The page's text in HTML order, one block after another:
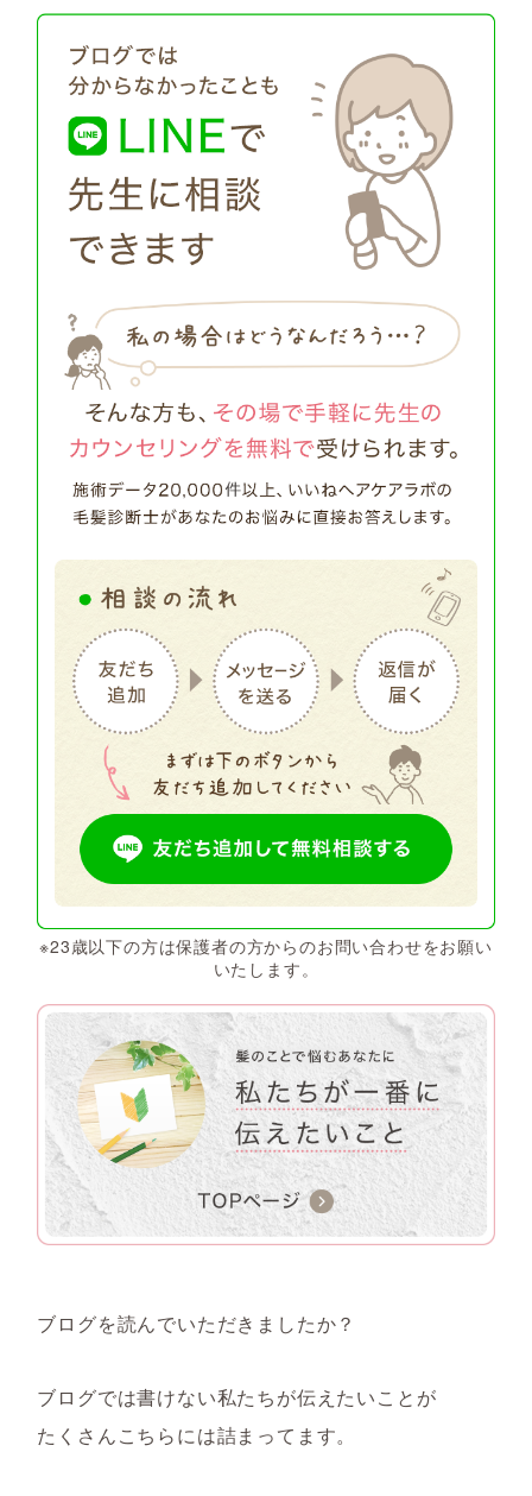
※23歳以下の方は保護者の方からのお問い合わせをお願い
いたします。
ブログを読んでいただきましたか？
ブログでは書けない私たちが伝えたいことが
たくさんこちらには詰まってます。